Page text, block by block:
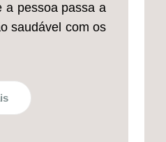
a pessoa passa a
saudável com os